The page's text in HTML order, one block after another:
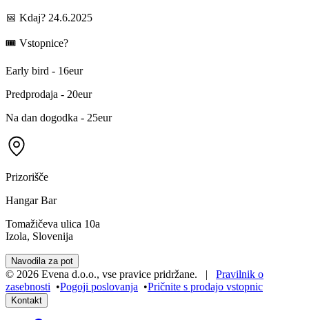
📅 Kdaj? 24.6.2025
🎟 Vstopnice?
Early bird - 16eur
Predprodaja - 20eur
Na dan dogodka - 25eur
Prizorišče
Hangar Bar
Tomažičeva ulica 10a
Izola, Slovenija
Navodila za pot
© 2026 Evena d.o.o., vse pravice pridržane. | Pravilnik o
zasebnosti •Pogoji poslovanja •Pričnite s prodajo vstopnic
Kontakt